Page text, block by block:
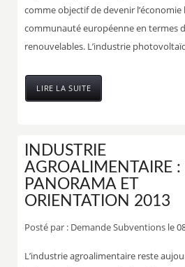
comme objectif de devenir
communauté européenne en termes
renouvelables. L’industrie
LIRE LA SUITE
INDUSTRIE
AGROALIMENTAIRE :
PANORAMA ET
ORIENTATION 2013
Posté par : Demande Subventions le
L’industrie agroalimentaire reste